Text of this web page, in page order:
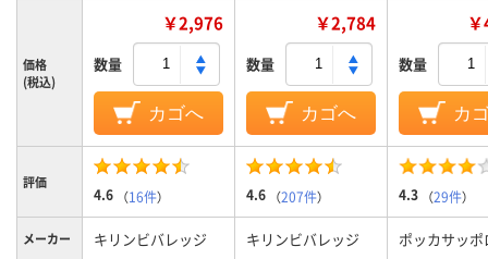
価格
(税込)
￥2,976
数量
カゴへ
￥2,784
数量
カゴへ
数量
カ
評価
4.6 （16件） 4.6 （207件） 4.3 （29件）
メーカー キリンビバレッジ キリンビバレッジ ポッカサッポ